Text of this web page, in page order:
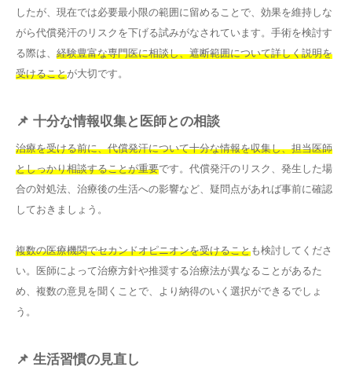
したが、現在では必要最小限の範囲に留めることで、効果を維持しな
がら代償発汗のリスクを下げる試みがなされています。手術を検討す
る際は、 経験豊富な専門医に相談し、遮断範囲について詳しく説明を
受けることが大切です。
📌 十分な情報収集と医師との相談
治療を受ける前に、代償発汗について十分な情報を収集し、担当医師
としっかり相談することが重要です。代償発汗のリスク、発生した場
合の対処法、治療後の生活への影響など、疑問点があれば事前に確認
しておきましょう。
複数の医療機関でセカンドオピニオンを受けることも検討してくださ
い。医師によって治療方針や推奨する治療法が異なることがあるた
め、複数の意見を聞くことで、より納得のいく選択ができるでしょ
う。
📌 生活習慣の見直し